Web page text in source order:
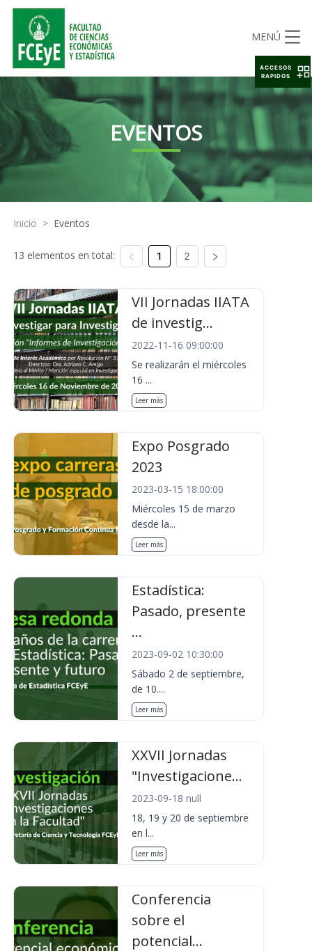
MENÚ
EVENTOS
Inicio > Eventos
13 elementos en total: 1 2
VII Jornadas IIATA
de investig...
2022-11-16 09:00:00
Se realizarán el miércoles
16 ...
Leer más
Expo Posgrado
2023
2023-03-15 18:00:00
Miércoles 15 de marzo
desde la...
Leer más
Estadística:
Pasado, presente
...
2023-09-02 10:30:00
Sábado 2 de septiembre,
de 10....
Leer más
XXVII Jornadas
"Investigacione...
2023-09-18 null
18, 19 y 20 de septiembre
en l...
Leer más
Conferencia
sobre el
potencial...
ACCESOS
RAPIDOS